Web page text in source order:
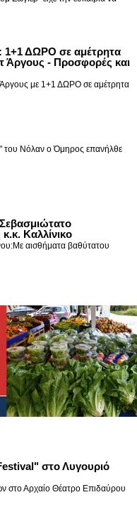
1+1 ΔΩΡΟ σε αμέτρητα
Άργους - Προσφορές και
Άργους με 1+1 ΔΩΡΟ σε αμέτρητα
του Νόλαν ο Όμηρος επανήλθε
Καλλίνικο
αισθήματα βαθύτατου
στο Λυγουριό
στο Αρχαίο Θέατρο Επιδαύρου